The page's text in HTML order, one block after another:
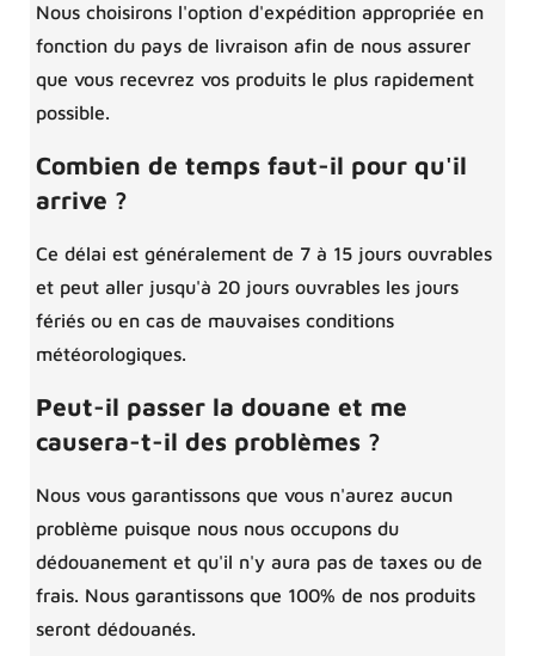
Nous choisirons l'option d'expédition appropriée en
fonction du pays de livraison afin de nous assurer
que vous recevrez vos produits le plus rapidement
possible.
Combien de temps faut-il pour qu'il
arrive ?
Ce délai est généralement de 7 à 15 jours ouvrables
et peut aller jusqu'à 20 jours ouvrables les jours
fériés ou en cas de mauvaises conditions
météorologiques.
Peut-il passer la douane et me
causera-t-il des problèmes ?
Nous vous garantissons que vous n'aurez aucun
problème puisque nous nous occupons du
dédouanement et qu'il n'y aura pas de taxes ou de
frais. Nous garantissons que 100% de nos produits
seront dédouanés.